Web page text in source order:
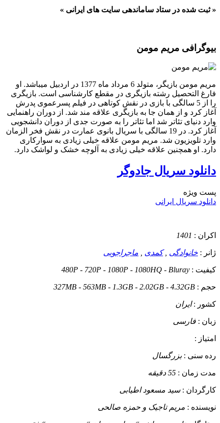
« ثبت شده در ستاد ساماندهی سایت های ایرانی »
بیوگرافی مریم مومن
مریم مومن بازیگر، متولد 6 مرداد ماه 1377 در اردبیل میباشد. او
فارغ التحصیل رشته بازیگری در مقطع کارشناسی است. بازیگری
را از 5 سالگی با بازی در نقش کوتاهی در فیلم پسرعموی پدرش
آغاز کرد و از همان جا به بازیگری علاقه مند شد. از دوران راهنمایی
وارد دنیای تئاتر شد اما تئاتر را به صورت جدی از دوران دانشجویی
آغاز کرد. در 19 سالگی با سریال بانوی عمارت در نقش فخر الزمان
وارد تلویزیون شد. مریم مومن علاقه خیلی زیادی به سوارکاری
دارد. او همچنین علاقه خیلی زیادی به آلوچه خشک و لواشک دارد.
دانلود سریال جادوگر
پست ويژه
دانلود سریال ایرانی
اکران : 1401
ژانر : خانوادگی ,کمدی ماجراجویی
کیفیت : 480P - 720P - 1080P - 1080HQ - Bluray
حجم : 327MB - 563MB - 1.3GB - 2.02GB - 4.32GB
کشور :ایران
زبان : فارسی
امتیاز :
رده سنی :بزرگسال
مدت زمان : 55 دقیقه
کارگردان :سید مسعود اطیابی
نویسنده : مریم تاجیک و حمزه صالحی